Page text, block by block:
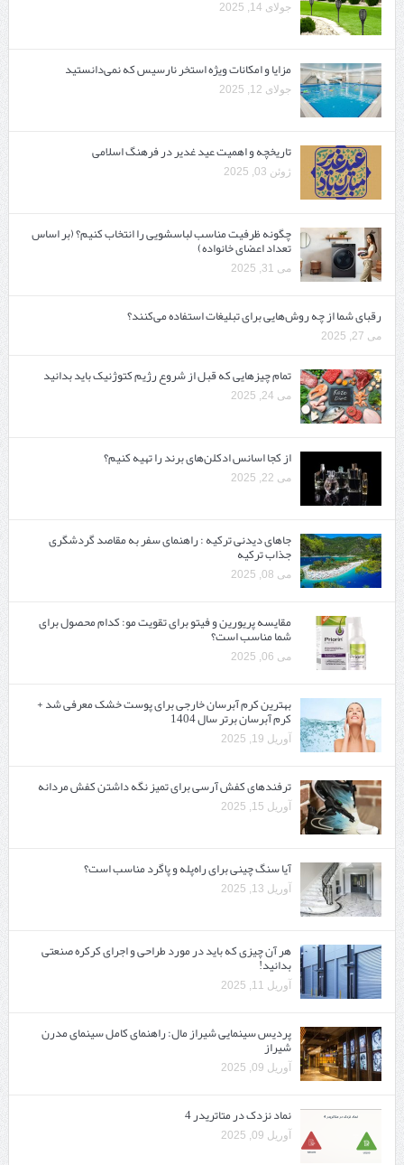
جولای 14, 2025
مزایا و امکانات ویژه استخر نارسیس که نمی‌دانستید
جولای 12, 2025
تاریخچه و اهمیت عید غدیر در فرهنگ اسلامی
ژوئن 03, 2025
چگونه ظرفیت مناسب لباسشویی را انتخاب کنیم؟ (بر اساس
تعداد اعضای خانواده)
می 31, 2025
رقبای شما از چه روش‌هایی برای تبلیغات استفاده می‌کنند؟
می 27, 2025
تمام چیزهایی که قبل از شروع رژیم کتوژنیک باید بدانید‎
می 24, 2025
از کجا اسانس ادکلن‌های برند را تهیه کنیم؟
می 22, 2025
جاهای دیدنی ترکیه : راهنمای سفر به مقاصد گردشگری
جذاب ترکیه
می 08, 2025
مقایسه پریورین و فیتو برای تقویت مو: کدام محصول برای
شما مناسب است؟
می 06, 2025
بهترین کرم آبرسان خارجی برای پوست خشک معرفی شد +
کرم آبرسان برتر سال 1404
آوریل 19, 2025
ترفندهای کفش آرسی برای تمیز نگه داشتن کفش مردانه
آوریل 15, 2025
آیا سنگ چینی برای راه‌پله و پاگرد مناسب است؟
آوریل 13, 2025
هر آن چیزی که باید در مورد طراحی و اجرای کرکره صنعتی
بدانید!
آوریل 11, 2025
پردیس سینمایی شیراز مال: راهنمای کامل سینمای مدرن
شیراز
آوریل 09, 2025
نماد نزدک در متاتریدر 4
آوریل 09, 2025